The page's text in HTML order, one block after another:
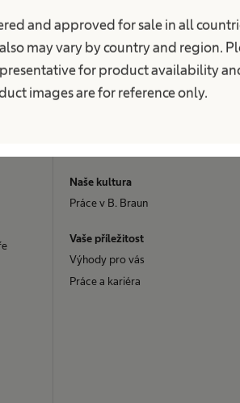
and approved for sale in all
may vary by country and region.
for product availability
images are for reference only.
7:30 - 8:30.
Naše kultura
Práce v B. Braun
Vaše příležitost​
Výhody pro vás
Práce a kariéra